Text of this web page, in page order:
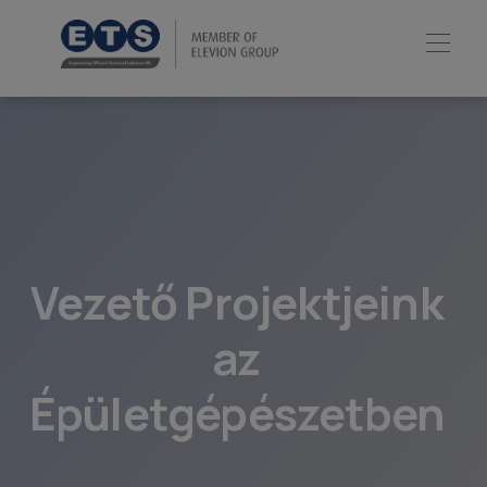
Vezető Projektjeink
az
Épületgépészetben